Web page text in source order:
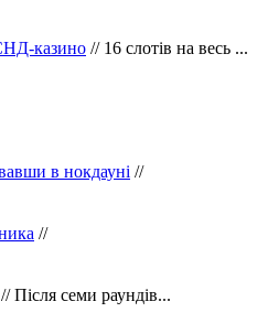
казино // 16 слотів на весь ...
в нокдауні //
//
// Після семи раундів...